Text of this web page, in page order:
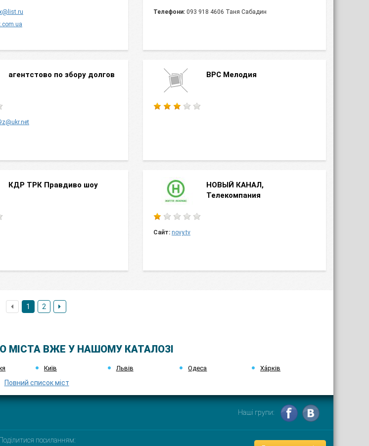
Телефони: 093 918 4606 Таня Сабадин
агентстово по збору долгов ВРС Мелодия
КДР ТРК Правдиво шоу
НОВЫЙ КАНАЛ,
Телекомпания
Сайт: novy.tv
1 2
МІСТА ВЖЕ У НАШОМУ КАТАЛОЗІ
Київ Львів Одеса Ха́рків
Повний список міст
Наші групи:
посиланням: